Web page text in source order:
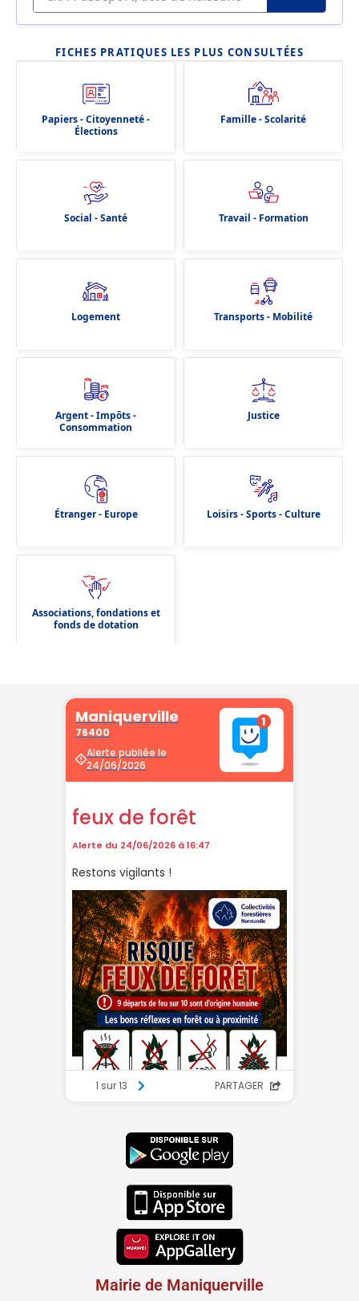
Mairie de Maniquerville
FICHES PRATIQUES LES PLUS CONSULTÉES
Papiers - Citoyenneté -
Élections
Famille - Scolarité
Social - Santé Travail - Formation
Logement Transports - Mobilité
Argent - Impôts -
Consommation
Justice
Étranger - Europe Loisirs - Sports - Culture
Associations, fondations et
fonds de dotation